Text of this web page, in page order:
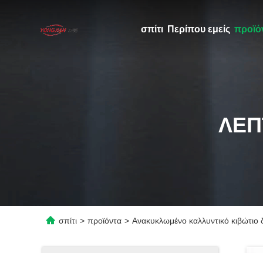
σπίτι Περίπου εμείς
σπίτι > προϊόντα > Ανακυκλωμένο καλλυντικό